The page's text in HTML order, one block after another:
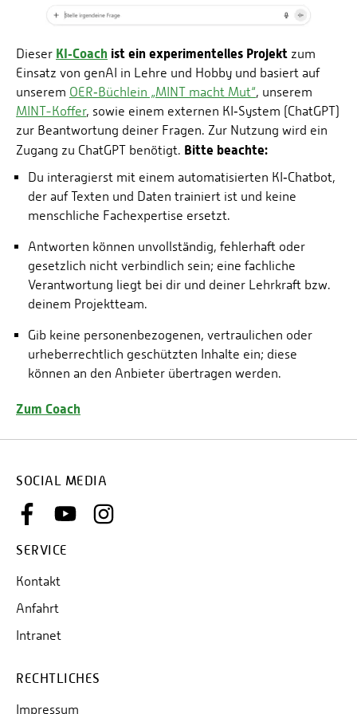
Nationalparkforschung
P2Broker
Perival
Robotix-Academy
S.U.N.-Projekt
Umweltinformationssysteme
Örtlicher Personalrat
Dieser KI‑Coach ist ein experimentelles Projekt zum
Einsatz von genAI in Lehre und Hobby und basiert auf
unserem OER‑Büchlein „MINT macht Mut“, unserem
MINT-Koffer, sowie einem externen KI‑System (ChatGPT)
zur Beantwortung deiner Fragen. Zur Nutzung wird ein
Zugang zu ChatGPT benötigt. Bitte beachte:
Du interagierst mit einem automatisierten KI‑Chatbot,
der auf Texten und Daten trainiert ist und keine
menschliche Fachexpertise ersetzt.
Antworten können unvollständig, fehlerhaft oder
gesetzlich nicht verbindlich sein; eine fachliche
Verantwortung liegt bei dir und deiner Lehrkraft bzw.
deinem Projektteam.
Gib keine personenbezogenen, vertraulichen oder
urheberrechtlich geschützten Inhalte ein; diese
können an den Anbieter übertragen werden.
Zum Coach
SOCIAL MEDIA
SERVICE
Kontakt
Anfahrt
Intranet
RECHTLICHES
Impressum